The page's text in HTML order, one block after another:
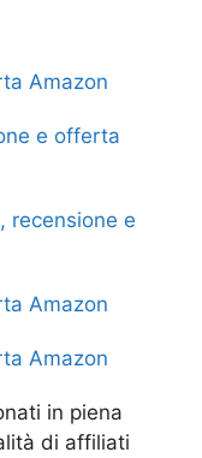
e
Amazon
e offerta
recensione e
Amazon
Amazon
in piena
di affiliati